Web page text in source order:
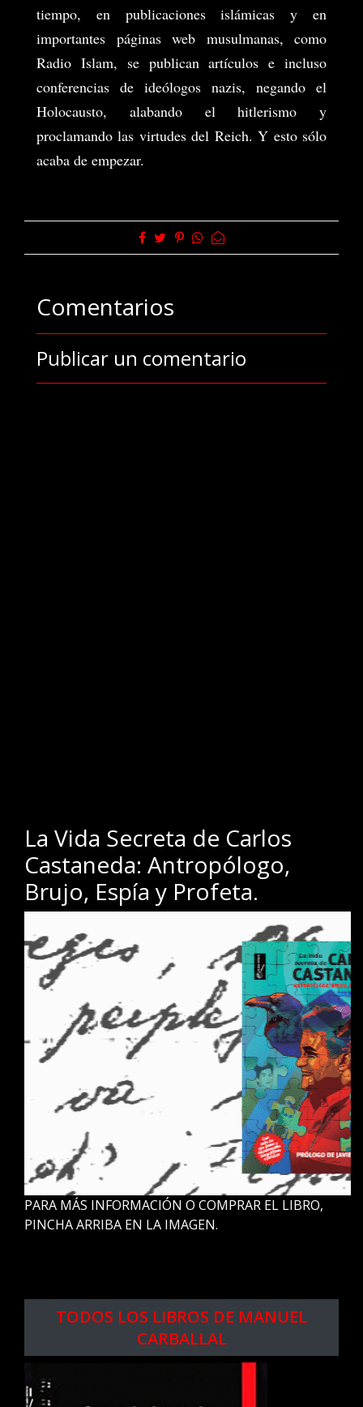
tiempo, en publicaciones islámicas y en
importantes páginas web musulmanas, como
Radio Islam, se publican artículos e incluso
conferencias de ideólogos nazis, negando el
Holocausto, alabando el hitlerismo y
proclamando las virtudes del Reich. Y esto sólo
acaba de empezar.
Comentarios
Publicar un comentario
La Vida Secreta de Carlos
Castaneda: Antropólogo,
Brujo, Espía y Profeta.
PARA MÁS INFORMACIÓN O COMPRAR EL LIBRO,
PINCHA ARRIBA EN LA IMAGEN.
TODOS LOS LIBROS DE MANUEL
CARBALLAL